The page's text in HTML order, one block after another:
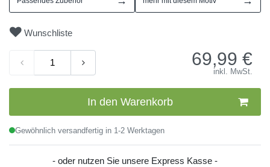
Wunschliste
69,99 €
inkl. MwSt.
In den Warenkorb
Gewöhnlich versandfertig in 1-2 Werktagen
- oder nutzen Sie unsere Express Kasse -